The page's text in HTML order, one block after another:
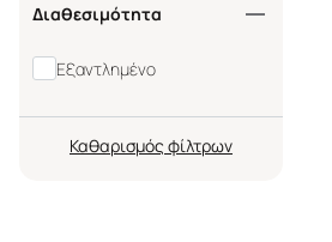
Διαθεσιμότητα
Εξαντλημένο
Καθαρισμός